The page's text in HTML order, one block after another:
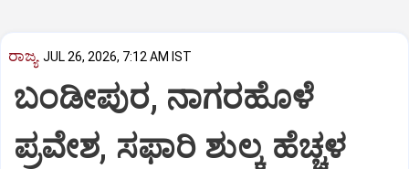
ರಾಜ್ಯ JUL 26, 2026, 7:12 AM IST
ಬಂಡೀಪುರ, ನಾಗರಹೊಳೆ
ಪ್ರವೇಶ, ಸಫಾರಿ ಶುಲ್ಕ ಹೆಚ್ಚಳ